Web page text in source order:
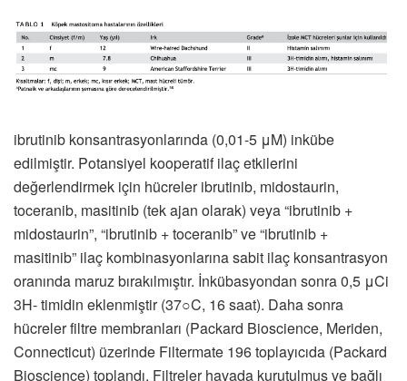
ibrutinib konsantrasyonlarında (0,01-5 μM) inkübe
edilmiştir. Potansiyel kooperatif ilaç etkilerini
değerlendirmek için hücreler ibrutinib, midostaurin,
toceranib, masitinib (tek ajan olarak) veya “ibrutinib +
midostaurin”, “ibrutinib + toceranib” ve “ibrutinib +
masitinib” ilaç kombinasyonlarına sabit ilaç konsantrasyon
oranında maruz bırakılmıştır. İnkübasyondan sonra 0,5 μCi
3H- timidin eklenmiştir (37○C, 16 saat). Daha sonra
hücreler filtre membranları (Packard Bioscience, Meriden,
Connecticut) üzerinde Filtermate 196 toplayıcıda (Packard
Bioscience) toplandı. Filtreler havada kurutulmuş ve bağlı